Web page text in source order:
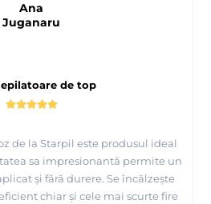
incalzit ceara Starpil - iti
incalzitorul de ceara
epilatoare de top
de la Starpil este produsul ideal
sa impresionantă permite un
și fără durere. Se încălzește
chiar și cele mai scurte fire
Ana
Juganaru